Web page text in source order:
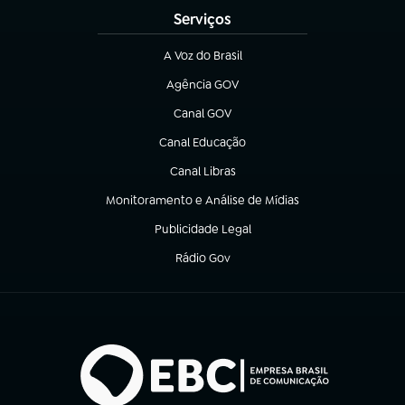
Serviços
A Voz do Brasil
(abre em nova aba)
Agência GOV
(abre em nova aba)
Canal GOV
(abre em nova aba)
Canal Educação
(abre em nova aba)
Canal Libras
(abre em nova aba)
Monitoramento e Análise de Mídias
(abre em nova aba)
Publicidade Legal
(abre em nova aba)
Rádio Gov
(abre em nova aba)